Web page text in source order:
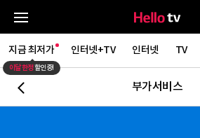
지금 최저가 인터넷+TV 인터넷 TV
이달 한정할인중!
부가서비스